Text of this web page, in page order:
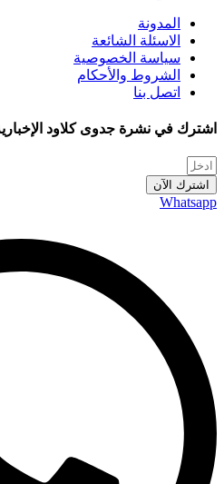
المدونة
الاسئلة الشائعة
سياسة الخصوصية
الشروط والأحكام
اتصل بنا
اشترك في نشرة جدوى كلاود الإخبارية
اشترك الآن
Whatsapp